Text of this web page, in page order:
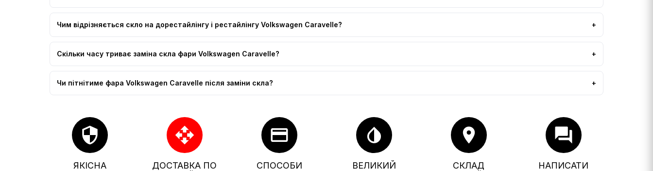
Чим відрізняється скло на дорестайлінгу і рестайлінгу Volkswagen Caravelle?
Скільки часу триває заміна скла фари Volkswagen Caravelle?
Чи пітнітиме фара Volkswagen Caravelle після заміни скла?
security
ЯКІСНА
open_with
ДОСТАВКА ПО
credit_card
СПОСОБИ
invert_colors
ВЕЛИКИЙ
location_on
СКЛАД
forum
НАПИСАТИ